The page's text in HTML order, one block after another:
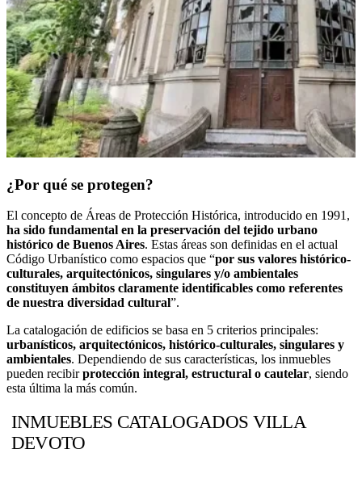
¿Por qué se protegen?
El concepto de Áreas de Protección Histórica, introducido en 1991,
ha sido fundamental en la preservación del tejido urbano
histórico de Buenos Aires. Estas áreas son definidas en el actual
Código Urbanístico como espacios que “por sus valores histórico-
culturales, arquitectónicos, singulares y/o ambientales
constituyen ámbitos claramente identificables como referentes
de nuestra diversidad cultural”.
La catalogación de edificios se basa en 5 criterios principales:
urbanísticos, arquitectónicos, histórico-culturales, singulares y
ambientales. Dependiendo de sus características, los inmuebles
pueden recibirprotección integral, estructural o cautelar, siendo
esta última la más común.
INMUEBLES CATALOGADOS VILLA
DEVOTO